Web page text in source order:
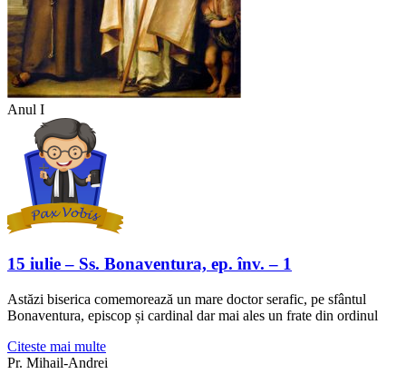
Anul I
15 iulie – Ss. Bonaventura, ep. înv. – 1
Astăzi biserica comemorează un mare doctor serafic, pe sfântul
Bonaventura, episcop și cardinal dar mai ales un frate din ordinul
Citeste mai multe
Pr. Mihail-Andrei